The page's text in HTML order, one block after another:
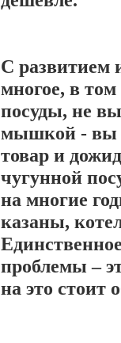
С развитием
многое, в
посуды, не
мышкой - вы
товар и
чугунной
на многие
казаны,
проблемы –
на это стоит